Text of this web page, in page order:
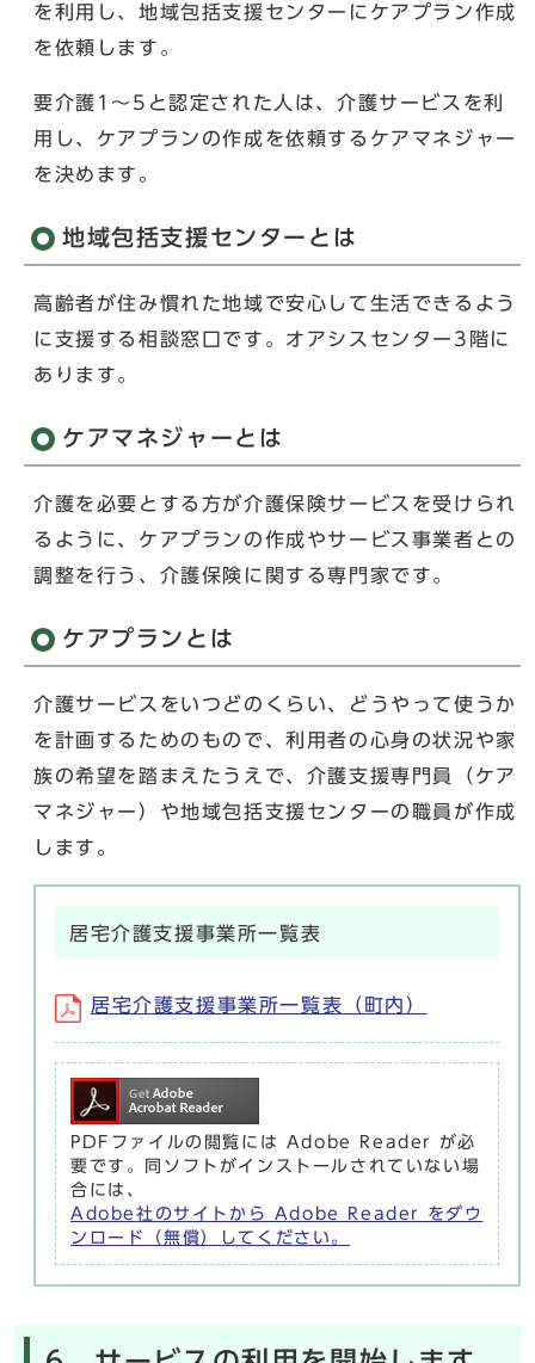
を利用し、地域包括支援センターにケアプラン作成
を依頼します。
要介護1～5と認定された人は、介護サービスを利
用し、ケアプランの作成を依頼するケアマネジャー
を決めます。
地域包括支援センターとは
高齢者が住み慣れた地域で安心して生活できるよう
に支援する相談窓口です。オアシスセンター3階に
あります。
ケアマネジャーとは
介護を必要とする方が介護保険サービスを受けられ
るように、ケアプランの作成やサービス事業者との
調整を行う、介護保険に関する専門家です。
ケアプランとは
介護サービスをいつどのくらい、どうやって使うか
を計画するためのもので、利用者の心身の状況や家
族の希望を踏まえたうえで、介護支援専門員（ケア
マネジャー）や地域包括支援センターの職員が作成
します。
居宅介護支援事業所一覧表
居宅介護支援事業所一覧表（町内）
PDFファイルの閲覧には Adobe Reader が必
要です。同ソフトがインストールされていない場
合には、
Adobe社のサイトから Adobe Reader をダウ
ンロード（無償）してください。